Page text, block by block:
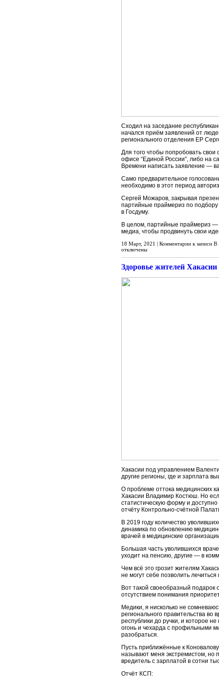
Сходил на заседание
начался приём заявлений от
регионального отделения ЕР
Для того чтобы попробовать
офисе “Единой России”, либо на
Времени написать заявление —
Само предварительное
необходимо в этот период
Сергей Можаров, закрывая
партийные праймериз по подбору
в Госдуму.
В целом, партийные праймериз —
медиа, чтобы продвинуть свои
18 Март, 2021 | Комментарии к записи В
отключены
Здоровье жителей
Хакасии под управлением
другие регионы, где и зарплата
О проблеме оттока медицинских
Хакасии Владимир Костюш. Но
статистическую форму и
отчёту Контрольно-счётной
В 2019 году количество
динамика по обновлению
врачей в медицинские
Большая часть уволившихся
уходит на пенсию, другие — в
Чем всё это грозит жителям
не могут себе позволить лечиться
Вот такой своеобразный подарок
отсутствием понимания
Медики, я нисколько не
регионального правительства во
республики до ручки, и которое
огонь и чехарда с профильными
разобраться.
Пусть приближённые к
называют меня экстремистом, но
вредитель с зарплатой в сотни
Отчёт КСП: